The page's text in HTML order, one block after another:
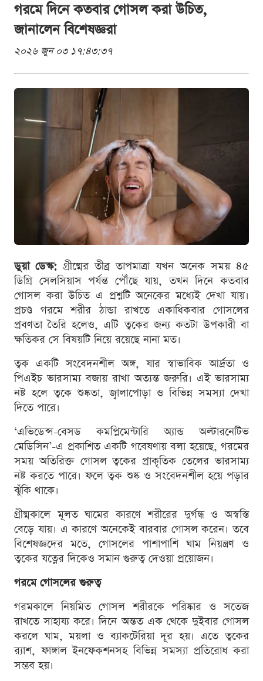
গরমে দিনে কতবার গোসল করা উচিত,
জানালেন বিশেষজ্ঞরা
২০২৬ জুন ০৩ ১৭:৪৩:৩৭
ডুয়া ডেস্ক: গ্রীষ্মের তীব্র তাপমাত্রা যখন অনেক সময় ৪৫
ডিগ্রি সেলসিয়াস পর্যন্ত পৌঁছে যায়, তখন দিনে কতবার
গোসল করা উচিত এ প্রশ্নটি অনেকের মধ্যেই দেখা যায়।
প্রচণ্ড গরমে শরীর ঠান্ডা রাখতে একাধিকবার গোসলের
প্রবণতা তৈরি হলেও, এটি ত্বকের জন্য কতটা উপকারী বা
ক্ষতিকর সে বিষয়টি নিয়ে রয়েছে নানা মত।
ত্বক একটি সংবেদনশীল অঙ্গ, যার স্বাভাবিক আর্দ্রতা ও
পিএইচ ভারসাম্য বজায় রাখা অত্যন্ত জরুরি। এই ভারসাম্য
নষ্ট হলে ত্বকে শুষ্কতা, জ্বালাপোড়া ও বিভিন্ন সমস্যা দেখা
দিতে পারে।
‘এভিডেন্স-বেসড কমপ্লিমেন্টারি অ্যান্ড অল্টারনেটিভ
মেডিসিন’-এ প্রকাশিত একটি গবেষণায় বলা হয়েছে, গরমের
সময় অতিরিক্ত গোসল ত্বকের প্রাকৃতিক তেলের ভারসাম্য
নষ্ট করতে পারে। ফলে ত্বক শুষ্ক ও সংবেদনশীল হয়ে পড়ার
ঝুঁকি থাকে।
গ্রীষ্মকালে মূলত ঘামের কারণে শরীরের দুর্গন্ধ ও অস্বস্তি
বেড়ে যায়। এ কারণে অনেকেই বারবার গোসল করেন। তবে
বিশেষজ্ঞদের মতে, গোসলের পাশাপাশি ঘাম নিয়ন্ত্রণ ও
ত্বকের যত্নের দিকেও সমান গুরুত্ব দেওয়া প্রয়োজন।
গরমে গোসলের গুরুত্ব
গরমকালে নিয়মিত গোসল শরীরকে পরিষ্কার ও সতেজ
রাখতে সাহায্য করে। দিনে অন্তত এক থেকে দুইবার গোসল
করলে ঘাম, ময়লা ও ব্যাকটেরিয়া দূর হয়। এতে ত্বকের
র‍্যাশ, ফাঙ্গাল ইনফেকশনসহ বিভিন্ন সমস্যা প্রতিরোধ করা
সম্ভব হয়।